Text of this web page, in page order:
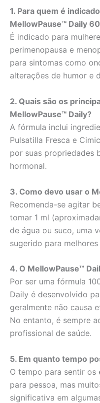
1. Para quem é
MellowPause™ Daily
É indicado para
perimenopausa e
para sintomas como
alterações de humor e
2. Quais são os
MellowPause™ Daily?
A fórmula inclui
Pulsatilla Fresca e
por suas propriedades
hormonal.
3. Como devo usar o
Recomenda-se agitar
tomar 1 ml
de água ou suco, uma
sugerido para
4. O MellowPause™
Por ser uma fórmula
Daily é desenvolvido
geralmente não causa
No entanto, é sempre
profissional de saúde.
5. Em quanto tempo
O tempo para sentir
para pessoa, mas
significativa em